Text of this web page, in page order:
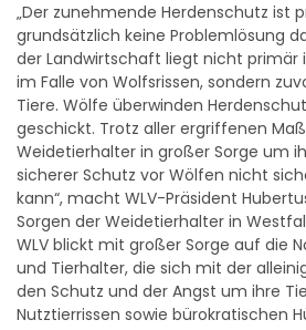
„Der zunehmende Herdenschutz ist
grundsätzlich keine Problemlösung
der Landwirtschaft liegt nicht primär
im Falle von Wolfsrissen, sondern
Tiere. Wölfe überwinden
geschickt. Trotz aller ergriffenen
Weidetierhalter in großer Sorge um
sicherer Schutz vor Wölfen nicht
kann“, macht WLV-Präsident
Sorgen der Weidetierhalter in
WLV blickt mit großer Sorge auf die
und Tierhalter, die sich mit der
den Schutz und der Angst um ihre
Nutztierrissen sowie bürokratischen